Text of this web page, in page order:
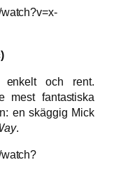
och rent.
mest fantastiska
en skäggig Mick
.